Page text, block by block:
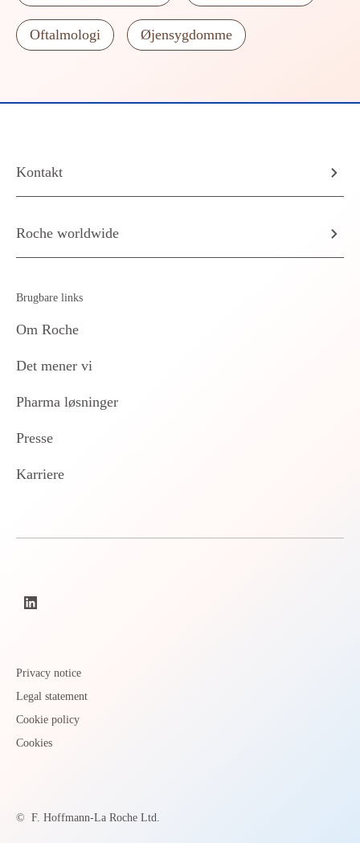
Oftalmologi Øjensygdomme
Kontakt
Roche worldwide
Brugbare links
Om Roche
Det mener vi
Pharma løsninger
Presse
Karriere
Privacy notice
Legal statement
Cookie policy
Cookies
© F. Hoffmann-La Roche Ltd.